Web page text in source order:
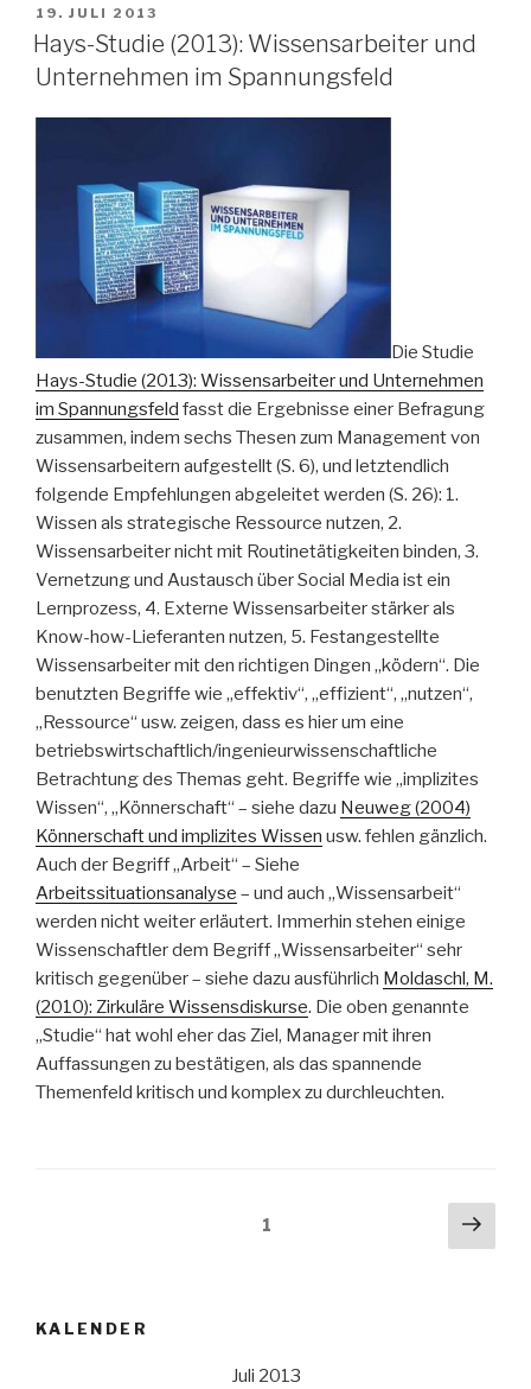
VERÖFFENTLICHT
AM
19. JULI 2013
Hays-Studie (2013): Wissensarbeiter und
Unternehmen im Spannungsfeld
Die Studie
Hays-Studie (2013): Wissensarbeiter und Unternehmen
im Spannungsfeld fasst die Ergebnisse einer Befragung
zusammen, indem sechs Thesen zum Management von
Wissensarbeitern aufgestellt (S. 6), und letztendlich
folgende Empfehlungen abgeleitet werden (S. 26): 1.
Wissen als strategische Ressource nutzen, 2.
Wissensarbeiter nicht mit Routinetätigkeiten binden, 3.
Vernetzung und Austausch über Social Media ist ein
Lernprozess, 4. Externe Wissensarbeiter stärker als
Know-how-Lieferanten nutzen, 5. Festangestellte
Wissensarbeiter mit den richtigen Dingen „ködern“. Die
benutzten Begriffe wie „effektiv“, „effizient“, „nutzen“,
„Ressource“ usw. zeigen, dass es hier um eine
betriebswirtschaftlich/ingenieurwissenschaftliche
Betrachtung des Themas geht. Begriffe wie „implizites
Wissen“, „Könnerschaft“ – siehe dazu Neuweg (2004)
Könnerschaft und implizites Wissen usw. fehlen gänzlich.
Auch der Begriff „Arbeit“ – Siehe
Arbeitssituationsanalyse – und auch „Wissensarbeit“
werden nicht weiter erläutert. Immerhin stehen einige
Wissenschaftler dem Begriff „Wissensarbeiter“ sehr
kritisch gegenüber – siehe dazu ausführlich Moldaschl, M.
(2010): Zirkuläre Wissensdiskurse. Die oben genannte
„Studie“ hat wohl eher das Ziel, Manager mit ihren
Auffassungen zu bestätigen, als das spannende
Themenfeld kritisch und komplex zu durchleuchten.
1
KALENDER
Juli 2013